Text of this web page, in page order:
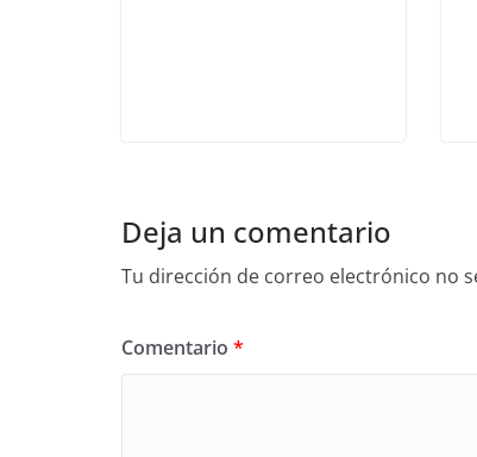
Deja un comentario
Tu dirección de correo electrónico no
Comentario *